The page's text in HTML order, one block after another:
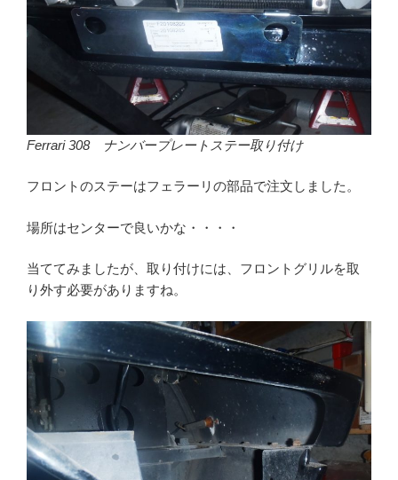
Ferrari 308 ナンバープレートステー取り付け
フロントのステーはフェラーリの部品で注文しました。
場所はセンターで良いかな・・・・
当ててみましたが、取り付けには、フロントグリルを取
り外す必要がありますね。